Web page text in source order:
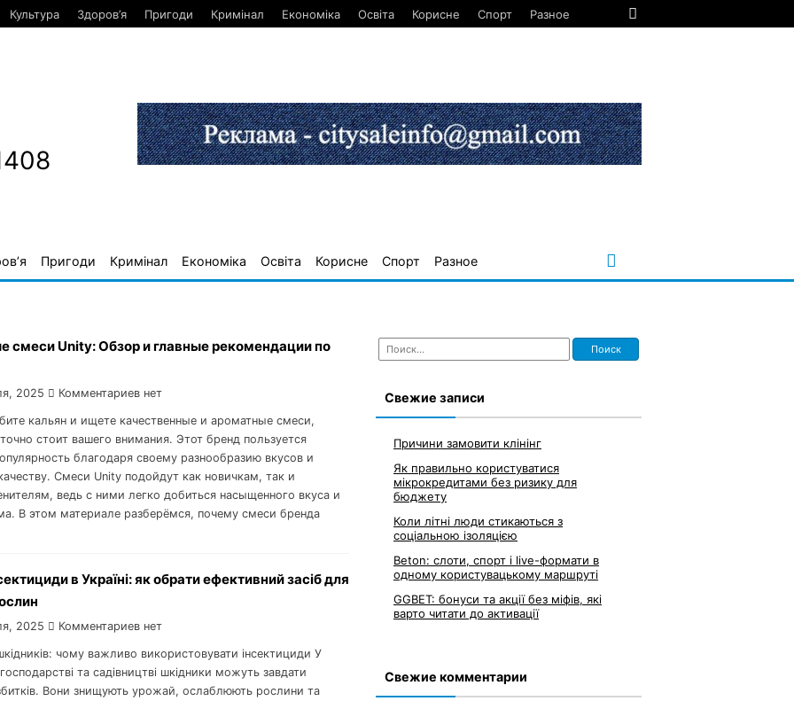
Культура Здоров’я Пригоди Кримінал Економіка Освіта Корисне Спорт Разное
Пригоди Кримінал Економіка Освіта Корисне Спорт Разное
смеси Unity: Обзор и главные рекомендации по
2025 Комментариев нет
кальян и ищете качественные и ароматные смеси,
стоит вашего внимания. Этот бренд пользуется
благодаря своему разнообразию вкусов и
Смеси Unity подойдут как новичкам, так и
ведь с ними легко добиться насыщенного вкуса и
В этом материале разберёмся, почему смеси бренда
в Україні: як обрати ефективний засіб для
2025 Комментариев нет
чому важливо використовувати інсектициди У
та садівництві шкідники можуть завдати
Вони знищують урожай, ослаблюють рослини та
Найти:
Свежие записи
Причини замовити клінінг
Як правильно користуватися
мікрокредитами без ризику для
бюджету
Коли літні люди стикаються з
соціальною ізоляцією
Beton: слоти, спорт і live-формати в
одному користувацькому маршруті
GGBET: бонуси та акції без міфів, які
варто читати до активації
Свежие комментарии